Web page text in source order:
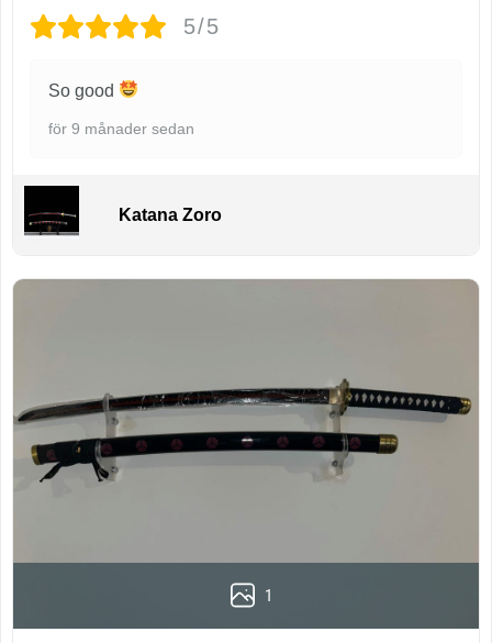
5/5
So good
för 9 månader sedan
Katana Zoro
1